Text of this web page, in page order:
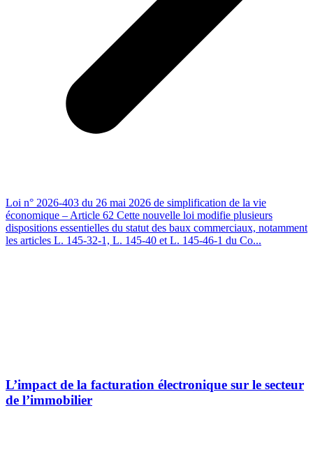
Loi n° 2026-403 du 26 mai 2026 de simplification de la vie
économique – Article 62 Cette nouvelle loi modifie plusieurs
dispositions essentielles du statut des baux commerciaux, notamment
les articles L. 145-32-1, L. 145-40 et L. 145-46-1 du Co...
L’impact de la facturation électronique sur le secteur
de l’immobilier